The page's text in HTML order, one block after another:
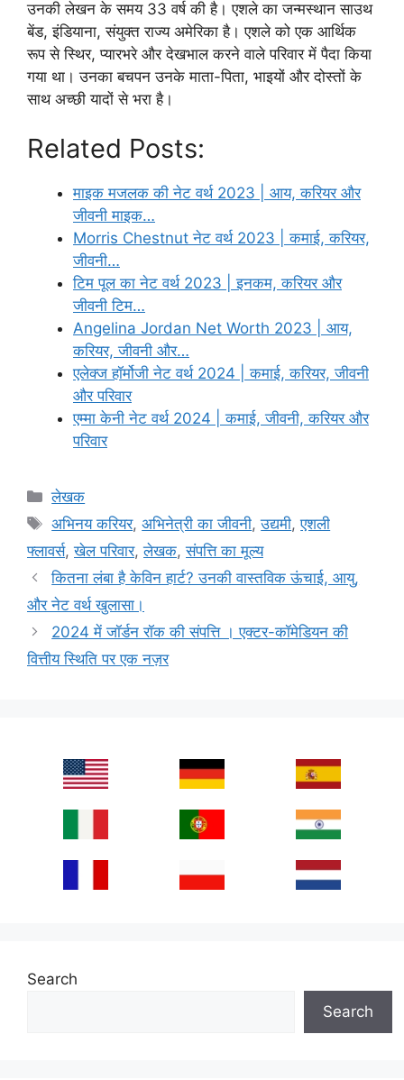
उनकी लेखन के समय 33 वर्ष की है। एशले का जन्मस्थान साउथ
बेंड, इंडियाना, संयुक्त राज्य अमेरिका है। एशले को एक आर्थिक
रूप से स्थिर, प्यारभरे और देखभाल करने वाले परिवार में पैदा किया
गया था। उनका बचपन उनके माता-पिता, भाइयों और दोस्तों के
साथ अच्छी यादों से भरा है।
Related Posts:
माइक मजलक की नेट वर्थ 2023 | आय, करियर और
जीवनी माइक…
Morris Chestnut नेट वर्थ 2023 | कमाई, करियर,
जीवनी…
टिम पूल का नेट वर्थ 2023 | इनकम, करियर और
जीवनी टिम…
Angelina Jordan Net Worth 2023 | आय,
करियर, जीवनी और…
एलेक्ज हॉर्मोजी नेट वर्थ 2024 | कमाई, करियर, जीवनी
और परिवार
एम्मा केनी नेट वर्थ 2024 | कमाई, जीवनी, करियर और
परिवार
Categories
लेखक
Tags
अभिनय करियर,अभिनेत्री का जीवनी,उद्यमी,एशली
फ्लावर्स,खेल परिवार,लेखक,संपत्ति का मूल्य
कितना लंबा है केविन हार्ट? उनकी वास्तविक ऊंचाई, आयु,
और नेट वर्थ खुलासा।
2024 में जॉर्डन रॉक की संपत्ति । एक्टर-कॉमेडियन की
वित्तीय स्थिति पर एक नज़र
Search
Search